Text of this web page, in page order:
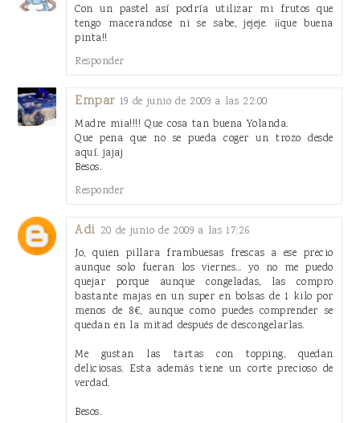
Con un pastel así podría utilizar mi frutos que
tengo macerandose ni se sabe, jejeje. ¡¡que buena
pinta!!
Responder
Empar 19 de junio de 2009 a las 22:00
Madre mia!!!! Que cosa tan buena Yolanda.
Que pena que no se pueda coger un trozo desde
aquí. jajaj
Besos.
Responder
Adi 20 de junio de 2009 a las 17:26
Jo, quien pillara frambuesas frescas a ese precio
aunque solo fueran los viernes... yo no me puedo
quejar porque aunque congeladas, las compro
bastante majas en un super en bolsas de 1 kilo por
menos de 8€, aunque como puedes comprender se
quedan en la mitad después de descongelarlas.
Me gustan las tartas con topping, quedan
deliciosas. Esta además tiene un corte precioso de
verdad.
Besos.